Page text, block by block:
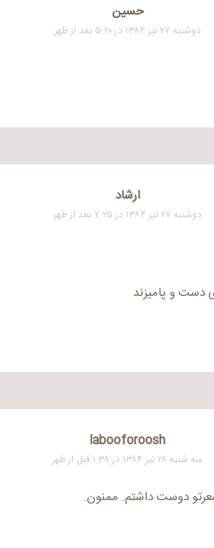
حسين
دوشنبه ۲۷ تیر ۱۳۸۴ در ۵:۲۰ بعد از ظهر
ارشاد
دوشنبه ۲۷ تیر ۱۳۸۴ در ۷:۲۵ بعد از ظهر
دست و پامیزند
labooforoosh
سه شنبه ۲۸ تیر ۱۳۸۴ در ۱:۳۸ قبل از ظهر
دوست داشتم. ممنون.